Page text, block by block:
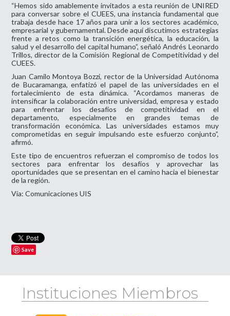
“Hemos sido amablemente invitados a esta reunión de UNIRED
para conversar sobre el CUEES, una instancia fundamental que
trabaja desde hace 17 años para unir a los sectores académico,
empresarial y gubernamental. Desde aquí discutimos estrategias
frente a retos como la transición energética, la educación, la
salud y el desarrollo del capital humano”, señaló Andrés Leonardo
Trillos, director de la Comisión Regional de Competitividad y del
CUEES.
Juan Camilo Montoya Bozzi, rector de la Universidad Autónoma
de Bucaramanga, enfatizó el papel de las universidades en el
fortalecimiento de esta dinámica. “Acordamos maneras de
intensificar la colaboración entre universidad, empresa y estado
para enfrentar los desafíos de competitividad en el
departamento, especialmente en grandes temas de
transformación económica. Las universidades estamos muy
comprometidas en seguir impulsando este esfuerzo conjunto”,
afirmó.
Este tipo de encuentros refuerzan el compromiso de todos los
sectores para enfrentar los desafíos y aprovechar las
oportunidades que se presentan en el camino hacia el bienestar
de la región.
Vía: Comunicaciones UIS
Save
Instituciones Miembros